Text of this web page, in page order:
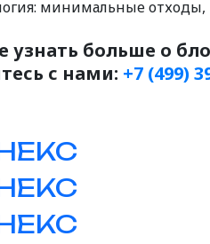
минимальные
узнать больше о
с нами: +7 (499)